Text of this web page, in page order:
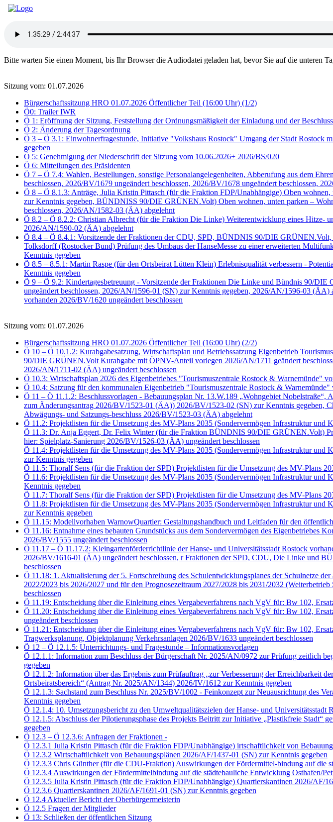
Bitte warten Sie einen Moment, bis Ihr Browser die Audiodatei geladen hat, bevor Sie auf die
Sitzung vom: 01.07.2026
Bürgerschaftssitzung HRO 01.07.2026 Öffentlicher Teil (16:00 Uhr) (1/2)
Ö0: Trailer IWR
Ö 1: Eröffnung der Sitzung, Feststellung der Ordnungsmäßigkeit der Einladung und der
Ö 2: Änderung der Tagesordnung
Ö 3 – Ö 3.1: Einwohnerfragestunde, Initiative "Volkshaus Rostock" Umgang der Stadt Rostock
gegeben
Ö 5: Genehmigung der Niederschrift der Sitzung vom 10.06.2026+ 2026/BS/020
Ö 6: Mitteilungen des Präsidenten
Ö 7 – Ö 7.4: Wahlen, Bestellungen, sonstige Personalangelegenheiten, Abberufung aus dem
beschlossen, 2026/BV/1679 ungeändert beschlossen, 2026/BV/1678 ungeändert beschlossen,
Ö 8 – Ö 8.1.3: Anträge, Julia Kristin Pittasch (für die Fraktion FDP/Unabhängige) Oben
zur Kenntnis gegeben, BÜNDNISS 90/DIE GRÜNEN.Volt) Oben wohnen, unten parken –
beschlossen, 2026/AN/1582-03 (ÄA) abgelehnt
Ö 8.2 – Ö 8.2.2: Christian Albrecht (für die Fraktion Die Linke) Weiterentwicklung eines Hitze-
2026/AN/1590-02 (ÄA) abgelehnt
Ö 8.4 – Ö 8.4.1: Vorsitzende der Fraktionen der CDU, SPD, BÜNDNIS 90/DIE
Tolksdorff (Rostocker Bund) Prüfung des Umbaus der HanseMesse zu einer erweiterten
Kenntnis gegeben
Ö 8.5 – 8.5.1: Martin Raspe (für den Ortsbeirat Lütten Klein) Erlebnisqualität verbessern -
Kenntnis gegeben
Ö 9 – Ö 9.2: Kindertagesbetreuung - Vorsitzende der Fraktionen Die Linke und Bündnis 90/
ungeändert beschlossen, 2026/AN/1596-01 (SN) zur Kenntnis gegeben, 2026/AN/1596-03
vorhanden 2026/BV/1620 ungeändert beschlossen
Sitzung vom: 01.07.2026
Bürgerschaftssitzung HRO 01.07.2026 Öffentlicher Teil (16:00 Uhr) (2/2)
Ö 10 – Ö 10.1.2: Kurabgabesatzung, Wirtschaftsplan und Betriebssatzung Eigenbetrieb
90/DIE GRÜNEN.Volt Kurabgabe mit ÖPNV-Anteil vorlegen 2026/AN/1711 geändert
2026/AN/1711-02 (ÄA) ungeändert beschlossen
Ö 10.3: Wirtschaftsplan 2026 des Eigenbetriebes "Tourismuszentrale Rostock & Warnemünde"
Ö 10.4: Satzung für den kommunalen Eigenbetrieb "Tourismuszentrale Rostock &
Ö 11 – Ö 11.1.2: Beschlussvorlagen - Bebauungsplan Nr. 13.W.189 „Wohngebiet
zum Änderungsantrag 2026/BV/1523-01 (ÄA)) 2026/BV/1523-02 (SN) zur Kenntnis gegeben,
Abwägungs- und Satzungs-beschluss 2026/BV/1523-03 (ÄA) abgelehnt
Ö 11.2: Projektlisten für die Umsetzung des MV-Plans 2035 (Sondervermögen Infrastruktur und
Ö 11.3: Dr. Anja Eggert, Dr. Felix Winter (für die Fraktion BÜNDNIS 90/DIE GRÜNEN.Volt)
hier: Spielplatz-Sanierung 2026/BV/1526-03 (ÄA) ungeändert beschlossen
Ö 11.4: Projektlisten für die Umsetzung des MV-Plans 2035 (Sondervermögen Infrastruktur
zur Kenntnis gegeben
Ö 11.5: Thoralf Sens (für die Fraktion der SPD) Projektlisten für die Umsetzung des MV-Plans
Ö 11.6: Projektlisten für die Umsetzung des MV-Plans 2035 (Sondervermögen Infrastruktur
Kenntnis gegeben
Ö 11.7: Thoralf Sens (für die Fraktion der SPD) Projektlisten für die Umsetzung des MV-Plans
Ö 11.8: Projektlisten für die Umsetzung des MV-Plans 2035 (Sondervermögen Infrastruktur
zur Kenntnis gegeben
Ö 11.15: Modellvorhaben WarnowQuartier: Gestaltungshandbuch und Leitfaden für den
Ö 11.16: Entnahme eines bebauten Grundstücks aus dem Sondervermögen des Eigenbetriebes
2026/BV/1555 ungeändert beschlossen
Ö 11.17 – Ö 11.17.2: Kleingartenförderrichtlinie der Hanse- und Universitätsstadt Rostock
2026/BV/1616-01 (ÄA) ungeändert beschlossen, r Fraktionen der SPD, CDU, Die Linke
beschlossen
Ö 11.18: 1. Aktualisierung der 5. Fortschreibung des Schulentwicklungsplanes der Schulnetze
2022/2023 bis 2026/2027 und für den Prognosezeitraum 2027/2028 bis 2031/2032
beschlossen
Ö 11.19: Entscheidung über die Einleitung eines Vergabeverfahrens nach VgV für: Bw 102,
Ö 11.20: Entscheidung über die Einleitung eines Vergabeverfahrens nach VgV für: Bw 102,
ungeändert beschlossen
Ö 11.21: Entscheidung über die Einleitung eines Vergabeverfahrens nach VgV für: Bw 102,
Tragwerksplanung, Objektplanung Verkehrsanlagen 2026/BV/1633 ungeändert beschlossen
Ö 12 – Ö 12.1.5: Unterrichtungs- und Fragestunde – Informationsvorlagen
Ö 12.1.1: Information zum Beschluss der Bürgerschaft Nr. 2025/AN/0972 zur Prüfung zeitlich
gegeben
Ö 12.1.2: Information über das Ergebnis zum Prüfauftrag „zur Verbesserung der Erreichbarkeit
Ortsbeiratsbereich“ (Antrag Nr. 2025/AN/1344) 2026/IV/1612 zur Kenntnis gegeben
Ö 12.1.3: Sachstand zum Beschluss Nr. 2025/BV/1002 - Feinkonzept zur Neuausrichtung des
Kenntnis gegeben
Ö 12.1.4: 10. Umsetzungsbericht zu den Umweltqualitätszielen der Hanse- und
Ö 12.1.5: Abschluss der Pilotierungsphase des Projekts Beitritt zur Initiative „Plastikfreie
gegeben
Ö 12.3 – Ö 12.3.6: Anfragen der Fraktionen -
Ö 12.3.1 Julia Kristin Pittasch (für die Fraktion FDP/Unabhängige) irtschaftlichkeit von
Ö 12.3.2 Wirtschaftlichkeit von Bebauungsplänen 2026/AF/1437-01 (SN) zur Kenntnis gegeben
Ö 12.3.3 Chris Günther (für die CDU-Fraktion) Auswirkungen der Fördermittel-bindung auf die
Ö 12.3.4 Auswirkungen der Fördermittelbindung auf die städtebauliche Entwicklung Osthafen/
Ö 12.3.5 Julia Kristin Pittasch (für die Fraktion FDP/Unabhängige) Quartierskantinen 2026/AF/
Ö 12.3.6 Quartierskantinen 2026/AF/1691-01 (SN) zur Kenntnis gegeben
Ö 12.4 Aktueller Bericht der Oberbürgermeisterin
Ö 12.5 Fragen der Mitglieder
Ö 13: Schließen der öffentlichen Sitzung